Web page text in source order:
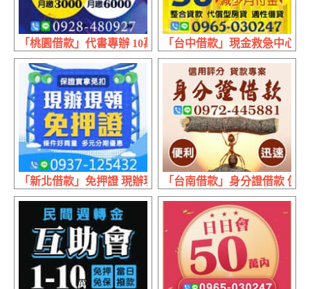
「桃園借款」代書專辦 10萬月繳3000 | 20萬月繳6000
「台中借款」現金救急中心
「新北借款」免押證 現辦現領 | 條件好商量 保證實拿免扣
「台南借款」身分證借款 便